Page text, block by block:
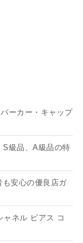
ーカー・キャップ
S級品、A級品の特
安心の優良店ガ
ャネル ピアス コ